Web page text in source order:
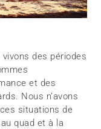
des périodes
et des
Nous n’avons
situations de
quad et à la